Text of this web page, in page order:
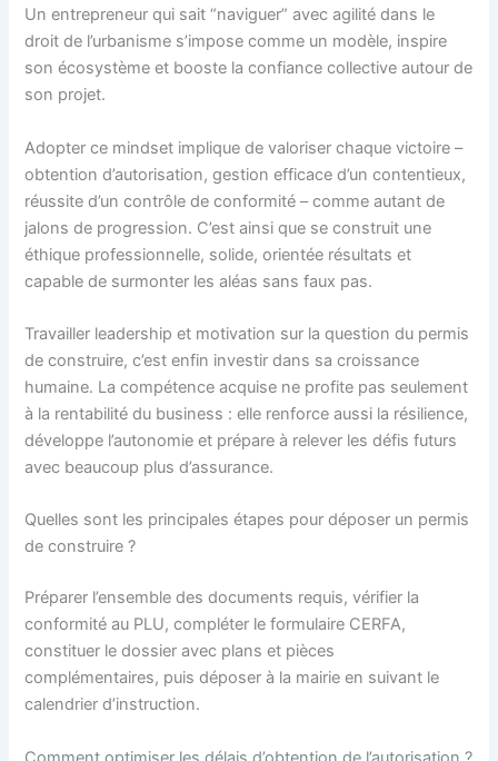
Un entrepreneur qui sait “naviguer” avec agilité dans le
droit de l’urbanisme s’impose comme un modèle, inspire
son écosystème et booste la confiance collective autour de
son projet.
Adopter ce mindset implique de valoriser chaque victoire –
obtention d’autorisation, gestion efficace d’un contentieux,
réussite d’un contrôle de conformité – comme autant de
jalons de progression. C’est ainsi que se construit une
éthique professionnelle, solide, orientée résultats et
capable de surmonter les aléas sans faux pas.
Travailler leadership et motivation sur la question du permis
de construire, c’est enfin investir dans sa croissance
humaine. La compétence acquise ne profite pas seulement
à la rentabilité du business : elle renforce aussi la résilience,
développe l’autonomie et prépare à relever les défis futurs
avec beaucoup plus d’assurance.
Quelles sont les principales étapes pour déposer un permis
de construire ?
Préparer l’ensemble des documents requis, vérifier la
conformité au PLU, compléter le formulaire CERFA,
constituer le dossier avec plans et pièces
complémentaires, puis déposer à la mairie en suivant le
calendrier d’instruction.